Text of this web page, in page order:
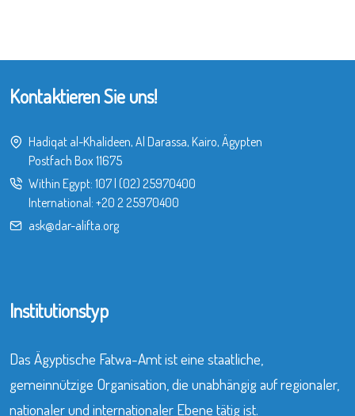
Kontaktieren Sie uns!
Hadiqat al-Khalideen, Al Darassa, Kairo, Ägypten
Postfach Box 11675
Within Egypt: 107| (02) 25970400
International: +20 2 25970400
ask@dar-alifta.org
Institutionstyp
Das Ägyptische Fatwa-Amt ist eine staatliche,
gemeinnützige Organisation, die unabhängig auf regionaler,
nationaler und internationaler Ebene tätig ist.